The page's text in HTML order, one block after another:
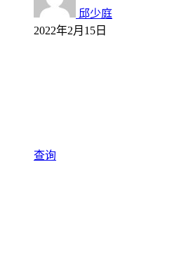
邱少庭
2022年2月15日
查询